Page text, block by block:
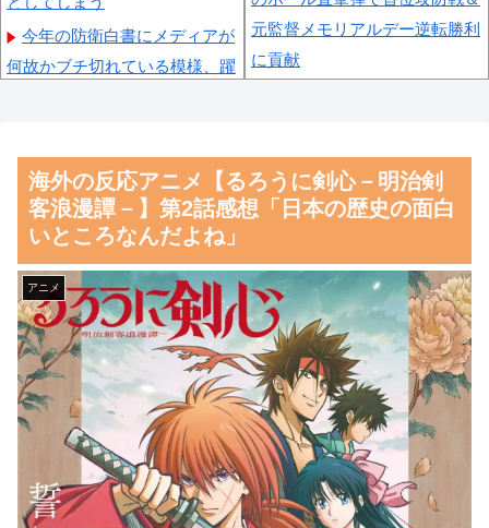
今年の防衛白書にメディアが
何故かブチ切れている模様、躍
【朗報】齋藤飛鳥、前屈みで
完全に見えてる動画が拡散され
てしまう…
主導…JAXAの衛星「あらせ」
が観測！
舌を絡ませて、唾液交換して
── ちゅっちゅしながらの濃厚
エッ画像♪
海外「日本よ、お前がナンバ
ーワンだ」 熊本地震直後の日
本の対応のスピードに世界が衝
元監督メモリアルデー逆転勝利
に貢献
に海外が大騒ぎ
外国人「親子丼という日本の
料理の直訳を知ってしまっ
韓国人「韓国人が日本のラー
メンについて勘違いしているこ
とがこちら…」→「え
っ？？？？？？？？？？」＝韓
国の反応
韓国サッカー協会「現在は不
適切な行為は絶対にない」→韓
国人「一番重要なのは2002年な
海外の反応アニメ【るろうに剣心－明治剣
客浪漫譚－】第2話感想「日本の歴史の面白
いところなんだよね」
アニメ